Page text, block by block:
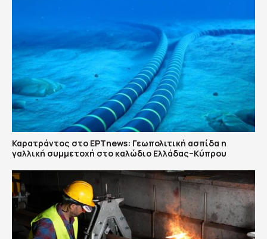
Καρατράντος στο ΕΡΤnews: Γεωπολιτική ασπίδα η
γαλλική συμμετοχή στο καλώδιο Ελλάδας–Κύπρου